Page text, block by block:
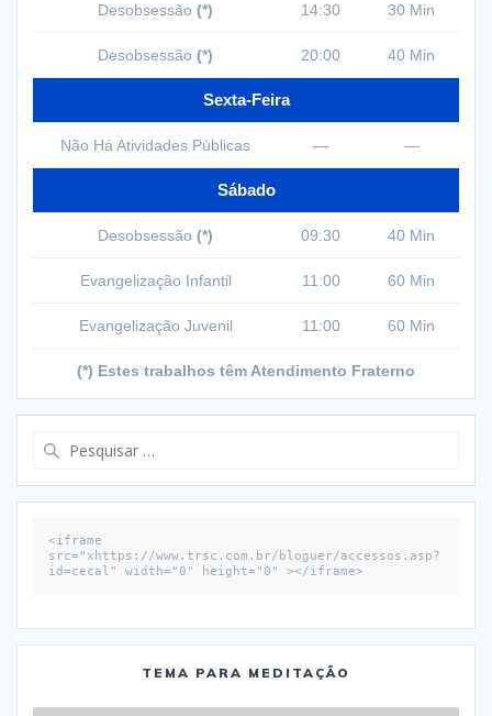
Desobsessão (*) 14:30 30 Min
Desobsessão (*) 20:00 40 Min
Sexta-Feira
Não Há Atividades Públicas — —
Sábado
Desobsessão (*) 09:30 40 Min
Evangelização Infantil 11:00 60 Min
Evangelização Juvenil 11:00 60 Min
(*) Estes trabalhos têm Atendimento Fraterno
<iframe
src="xhttps://www.trsc.com.br/bloguer/accessos.asp?
id=cecal" width="0" height="0" ></iframe>
TEMA PARA MEDITAÇÃO